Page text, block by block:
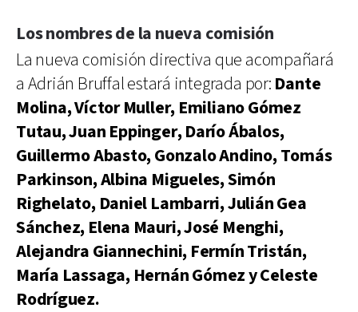
Los nombres de la nueva comisión
La nueva comisión directiva que acompañará
a Adrián Bruffal estará integrada por: Dante
Molina, Víctor Muller, Emiliano Gómez
Tutau, Juan Eppinger, Darío Ábalos,
Guillermo Abasto, Gonzalo Andino, Tomás
Parkinson, Albina Migueles, Simón
Righelato, Daniel Lambarri, Julián Gea
Sánchez, Elena Mauri, José Menghi,
Alejandra Giannechini, Fermín Tristán,
María Lassaga, Hernán Gómez y Celeste
Rodríguez.